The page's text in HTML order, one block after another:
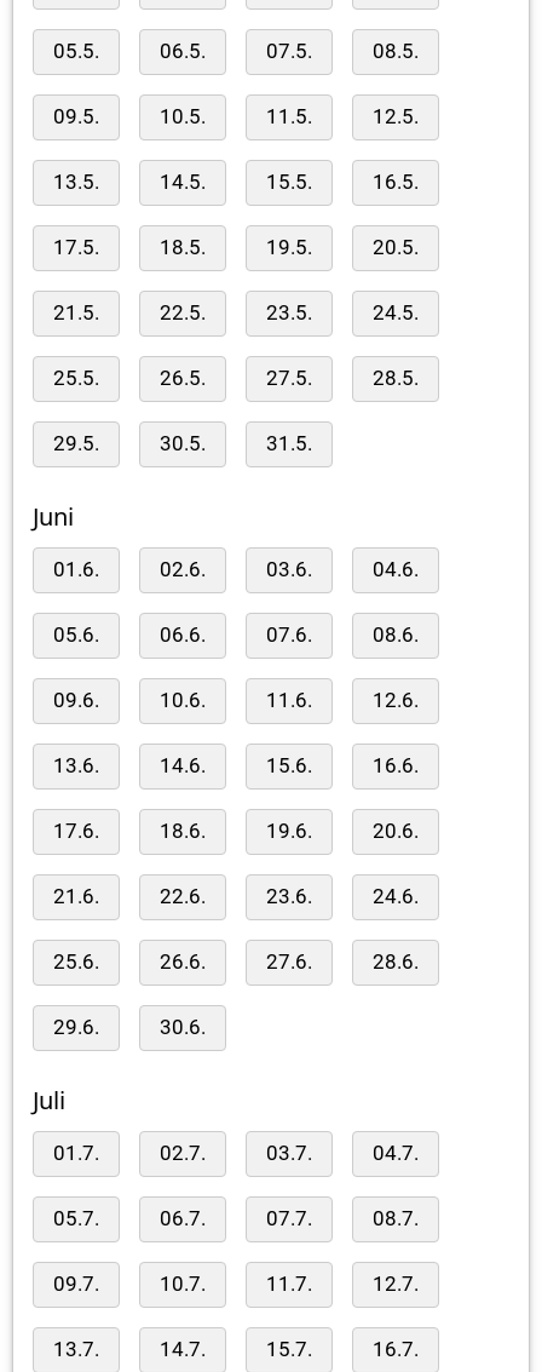
05.5. 06.5. 07.5. 08.5.
09.5. 10.5. 11.5. 12.5.
13.5. 14.5. 15.5. 16.5.
17.5. 18.5. 19.5. 20.5.
21.5. 22.5. 23.5. 24.5.
25.5. 26.5. 27.5. 28.5.
29.5. 30.5. 31.5.
Juni
01.6. 02.6. 03.6. 04.6.
05.6. 06.6. 07.6. 08.6.
09.6. 10.6. 11.6. 12.6.
13.6. 14.6. 15.6. 16.6.
17.6. 18.6. 19.6. 20.6.
21.6. 22.6. 23.6. 24.6.
25.6. 26.6. 27.6. 28.6.
29.6. 30.6.
Juli
01.7. 02.7. 03.7. 04.7.
05.7. 06.7. 07.7. 08.7.
09.7. 10.7. 11.7. 12.7.
13.7. 14.7. 15.7. 16.7.